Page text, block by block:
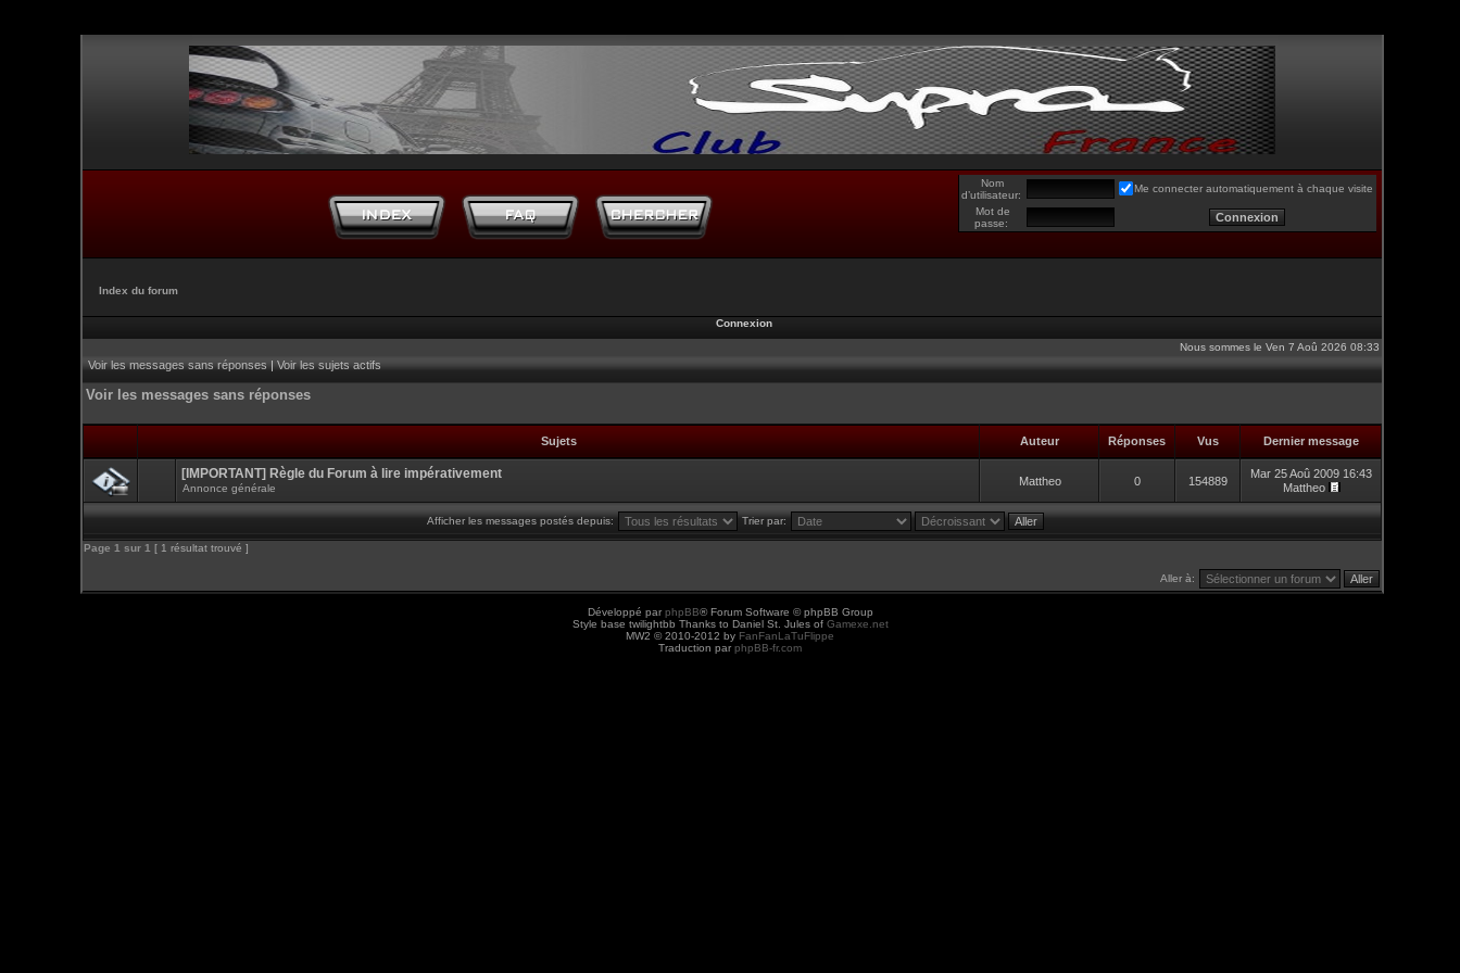
Nom
d’utilisateur:
Me connecter automatiquement à chaque visite
Mot de
passe:
Index du forum
Connexion
Nous sommes le Ven 7 Aoû 2026 08:33
Voir les messages sans réponses|Voir les sujets actifs
Voir les messages sans réponses
Sujets Auteur Réponses Vus Dernier message
[IMPORTANT] Règle du Forum à lire impérativement
Annonce générale
Mattheo 0 154889
Mar 25 Aoû 2009 16:43
Mattheo
Afficher les messages postés depuis: Trier par:
Page 1 sur 1 [ 1 résultat trouvé ]
Aller à:
Développé par phpBB® Forum Software © phpBB Group
Style base twilightbb Thanks to Daniel St. Jules of Gamexe.net
MW2 © 2010-2012 by FanFanLaTuFlippe
Traduction par phpBB-fr.com